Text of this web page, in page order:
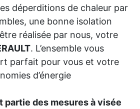
déperditions de chaleur par
une bonne isolation
réalisée par nous, votre
. L’ensemble vous
parfait pour vous et votre
d’énergie
partie des mesures à visée